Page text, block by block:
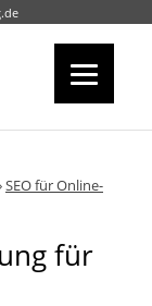
SEO für Online-
für